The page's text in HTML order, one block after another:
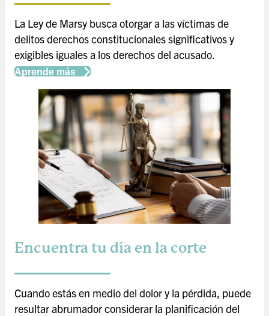
La Ley de Marsy busca otorgar a las víctimas de
delitos derechos constitucionales significativos y
exigibles iguales a los derechos del acusado.
Aprende más
Encuentra tu día en la corte
Cuando estás en medio del dolor y la pérdida, puede
resultar abrumador considerar la planificación del